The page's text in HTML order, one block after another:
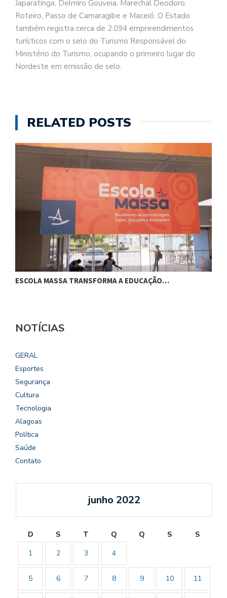
Japaratinga, Delmiro Gouveia, Marechal Deodoro,
Roteiro, Passo de Camaragibe e Maceió. O Estado
também registra cerca de 2.094 empreendimentos
turísticos com o selo do Turismo Responsável do
Ministério do Turismo, ocupando o primeiro lugar do
Nordeste em emissão de selo.
RELATED POSTS
ESCOLA MASSA TRANSFORMA A EDUCAÇÃO…
NOTÍCIAS
GERAL
Esportes
Segurança
Cultura
Tecnologia
Alagoas
Política
Saúde
Contato
junho 2022
D S T Q Q S
S
1
2 3 4
5 6 7 8 9 10 11